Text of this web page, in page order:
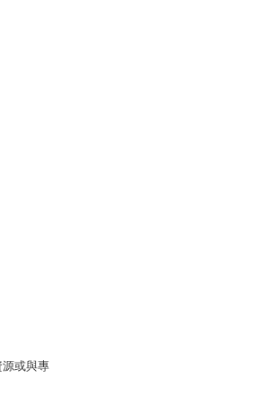
協調每個階段,從初始招募到註冊,來簡化參
試驗的流程。透過此功能,您可以為潛在參
者提供統一的臨床試驗入口網頁體驗。
別適合的現場和調查人員來進行研究。識別
或與專